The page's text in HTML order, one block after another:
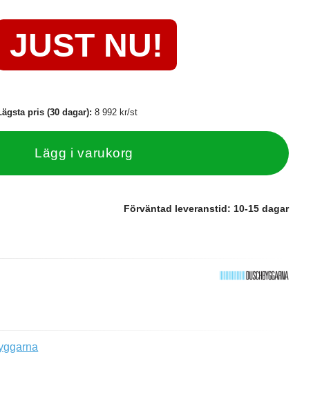
JUST NU!
pris (30 dagar):8 992 kr/st
Lägg i varukorg
Förväntad leveranstid: 10-15 dagar